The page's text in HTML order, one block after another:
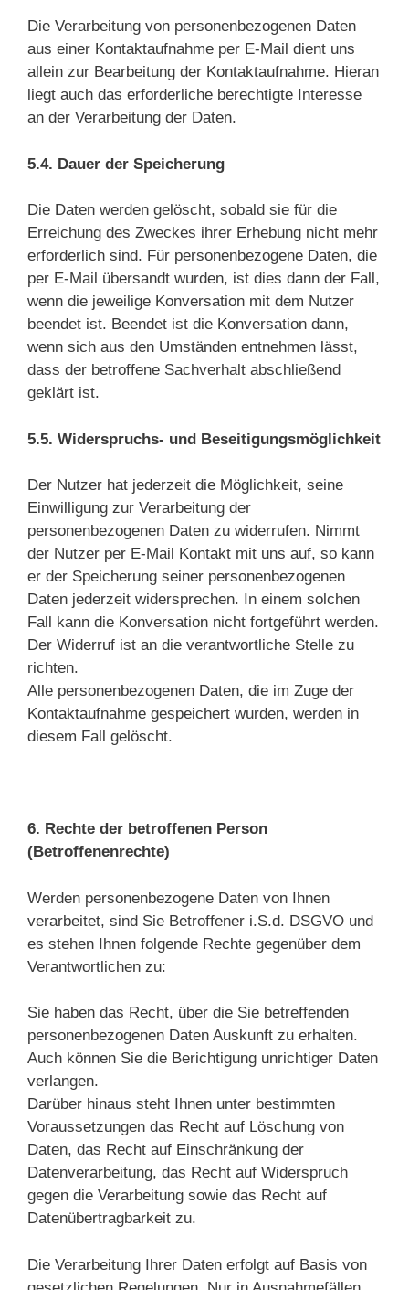
Die Verarbeitung von personenbezogenen Daten
aus einer Kontaktaufnahme per E-Mail dient uns
allein zur Bearbeitung der Kontaktaufnahme. Hieran
liegt auch das erforderliche berechtigte Interesse
an der Verarbeitung der Daten.
5.4. Dauer der Speicherung
Die Daten werden gelöscht, sobald sie für die
Erreichung des Zweckes ihrer Erhebung nicht mehr
erforderlich sind. Für personenbezogene Daten, die
per E-Mail übersandt wurden, ist dies dann der Fall,
wenn die jeweilige Konversation mit dem Nutzer
beendet ist. Beendet ist die Konversation dann,
wenn sich aus den Umständen entnehmen lässt,
dass der betroffene Sachverhalt abschließend
geklärt ist.
5.5. Widerspruchs- und Beseitigungsmöglichkeit
Der Nutzer hat jederzeit die Möglichkeit, seine
Einwilligung zur Verarbeitung der
personenbezogenen Daten zu widerrufen. Nimmt
der Nutzer per E-Mail Kontakt mit uns auf, so kann
er der Speicherung seiner personenbezogenen
Daten jederzeit widersprechen. In einem solchen
Fall kann die Konversation nicht fortgeführt werden.
Der Widerruf ist an die verantwortliche Stelle zu
richten.
Alle personenbezogenen Daten, die im Zuge der
Kontaktaufnahme gespeichert wurden, werden in
diesem Fall gelöscht.
6. Rechte der betroffenen Person
(Betroffenenrechte)
Werden personenbezogene Daten von Ihnen
verarbeitet, sind Sie Betroffener i.S.d. DSGVO und
es stehen Ihnen folgende Rechte gegenüber dem
Verantwortlichen zu:
Sie haben das Recht, über die Sie betreffenden
personenbezogenen Daten Auskunft zu erhalten.
Auch können Sie die Berichtigung unrichtiger Daten
verlangen.
Darüber hinaus steht Ihnen unter bestimmten
Voraussetzungen das Recht auf Löschung von
Daten, das Recht auf Einschränkung der
Datenverarbeitung, das Recht auf Widerspruch
gegen die Verarbeitung sowie das Recht auf
Datenübertragbarkeit zu.
Die Verarbeitung Ihrer Daten erfolgt auf Basis von